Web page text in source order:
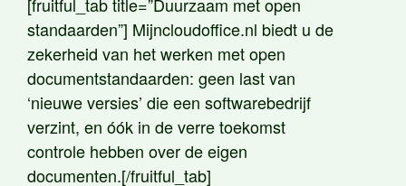
standaarden”] Mijncloudoffice.nl biedt u de
zekerheid van het werken met open
documentstandaarden: geen last van
‘nieuwe versies’ die een softwarebedrijf
verzint, en óók in de verre toekomst
controle hebben over de eigen
documenten.[/fruitful_tab]